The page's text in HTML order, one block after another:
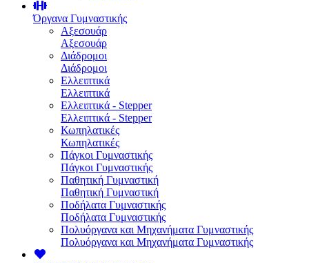
Όργανα Γυμναστικής
Αξεσουάρ
Αξεσουάρ
Διάδρομοι
Διάδρομοι
Ελλειπτικά
Ελλειπτικά
Ελλειπτικά - Stepper
Ελλειπτικά - Stepper
Κωπηλατικές
Κωπηλατικές
Πάγκοι Γυμναστικής
Πάγκοι Γυμναστικής
Παθητική Γυμναστική
Παθητική Γυμναστική
Ποδήλατα Γυμναστικής
Ποδήλατα Γυμναστικής
Πολυόργανα και Μηχανήματα Γυμναστικής
Πολυόργανα και Μηχανήματα Γυμναστικής